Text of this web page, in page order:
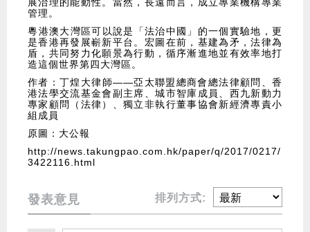
展治理的能動性。當然，長遠而言，成立專業機構專業
管理。
​粵港澳大灣區可以說是「法治中國」的一個實驗地，更
是香港再發展嶄新平台。宏圖在前，基建為矛，法律為
盾，共同努力化願景為行動，循序漸進地並有效率地打
造這個世界第四大灣區。
作者：丁煌大律師——亞太聯盟總商會總法律顧問、香
港法學交流基金會副主席、城市智庫成員、西九新動力
專家顧問（法律）、獨立非執行董事協會新經濟專責小
組成員
原圖：大公報
http://news.takungpao.com.hk/paper/q/2017/0217/
3422116.html
發表意見 排列方式: